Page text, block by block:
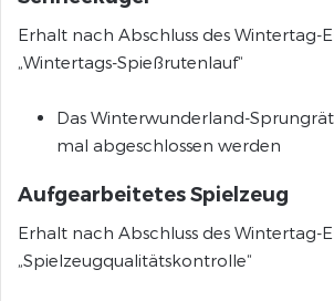
Erhalt nach Abschluss des Wintertag-
„Wintertags-Spießrutenlauf“
Das Winterwunderland-
mal abgeschlossen werden
Aufgearbeitetes Spielzeug
Erhalt nach Abschluss des Wintertag-
„Spielzeugqualitätskontrolle“